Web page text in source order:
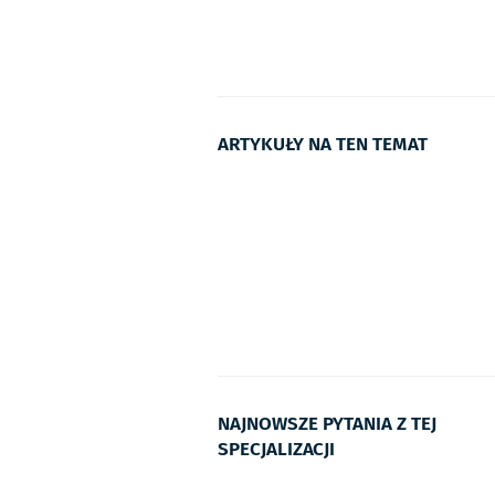
ARTYKUŁY NA TEN TEMAT
NAJNOWSZE PYTANIA Z TEJ
SPECJALIZACJI